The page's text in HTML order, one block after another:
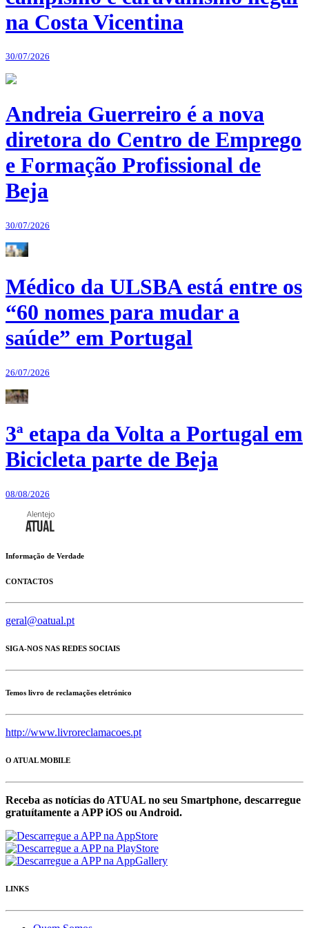
na Costa Vicentina
30/07/2026
Andreia Guerreiro é a nova
diretora do Centro de Emprego
e Formação Profissional de
Beja
30/07/2026
Médico da ULSBA está entre os
“60 nomes para mudar a
saúde” em Portugal
26/07/2026
3ª etapa da Volta a Portugal em
Bicicleta parte de Beja
08/08/2026
Informação de Verdade
CONTACTOS
geral@oatual.pt
SIGA-NOS NAS REDES SOCIAIS
Temos livro de reclamações eletrónico
http://www.livroreclamacoes.pt
O ATUAL MOBILE
Receba as notícias do ATUAL no seu Smartphone, descarregue
gratuítamente a APP iOS ou Android.
LINKS